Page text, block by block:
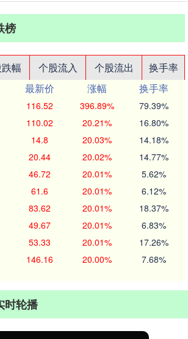
榜
幅 个股流入 个股流出
换手率
最新价 涨幅
换手率
116.52 396.89% 79.39%
110.02 20.21% 16.80%
14.8 20.03% 14.18%
20.44 20.02% 14.77%
46.72 20.01% 5.62%
61.6 20.01% 6.12%
83.62 20.01% 18.37%
49.67 20.01% 6.83%
53.33 20.01% 17.26%
146.16 20.00% 7.68%
时轮播